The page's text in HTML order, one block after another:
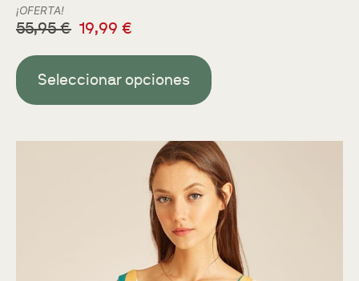
¡OFERTA!
55,95€ 19,99 €
Seleccionar opciones